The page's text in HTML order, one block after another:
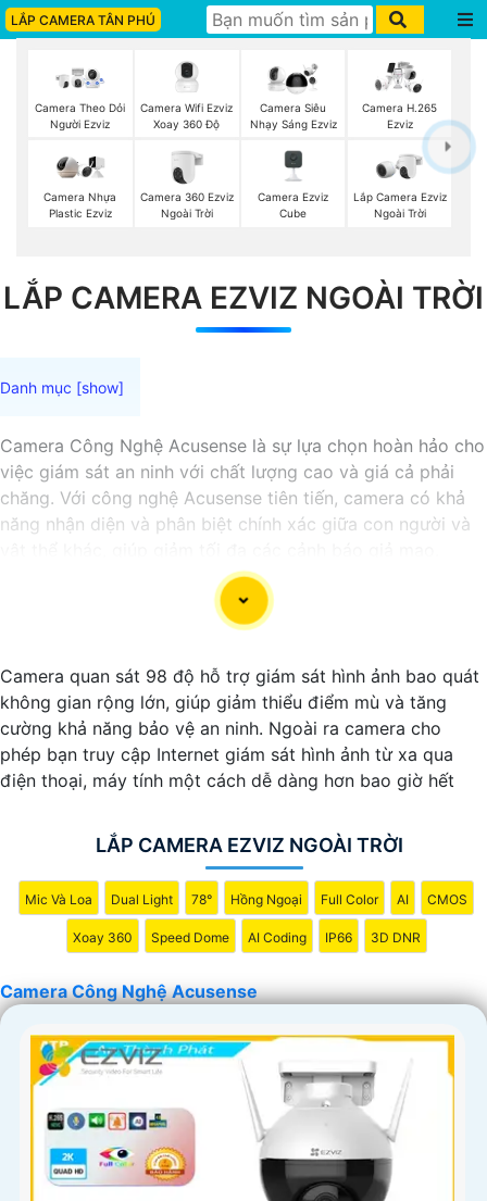
LẮP CAMERA TÂN PHÚ
Camera Theo Dỏi
Người Ezviz
Camera Wifi Ezviz
Xoay 360 Độ
Camera Siêu
Nhạy Sáng Ezviz
Camera H.265
Ezviz
Camera Nhựa
Plastic Ezviz
Camera 360 Ezviz
Ngoài Trời
Camera Ezviz
Cube
Lắp Camera Ezviz
Ngoài Trời
LẮP CAMERA EZVIZ NGOÀI TRỜI
Camera Công Nghệ Acusense là sự lựa chọn hoàn hảo cho
việc giám sát an ninh với chất lượng cao và giá cả phải
chăng. Với công nghệ Acusense tiên tiến, camera có khả
năng nhận diện và phân biệt chính xác giữa con người và
Đồng thời, chất lượng hình ảnh sắc nét và độ phân giải cao
giúp bạn quan sát mọi góc độ một cách rõ ràng. Khám phá
ngay và đầu tư vào Camera Acusense để bảo vệ tài sản và
Camera quan sát 98 độ hỗ trợ giám sát hình ảnh bao quát
không gian rộng lớn, giúp giảm thiểu điểm mù và tăng
cường khả năng bảo vệ an ninh. Ngoài ra camera cho
phép bạn truy cập Internet giám sát hình ảnh từ xa qua
điện thoại, máy tính một cách dễ dàng hơn bao giờ hết
LẮP CAMERA EZVIZ NGOÀI TRỜI
Mic Và Loa Dual Light 78° Hồng Ngoại Full Color AI CMOS
Xoay 360 Speed Dome AI Coding IP66 3D DNR
Camera Công Nghệ Acusense